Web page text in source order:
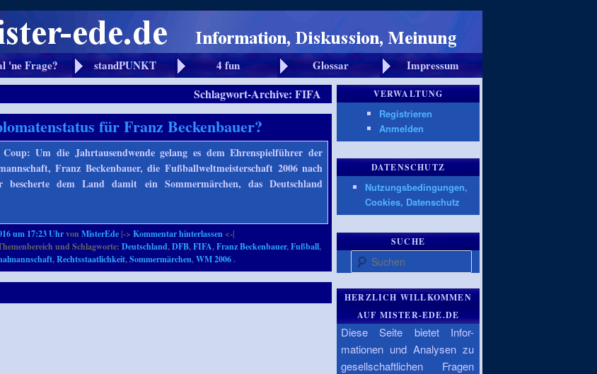
'ne Frage? standPUNKT 4 fun Glossar
Impressum
Schlagwort-Archive:FIFA
für Franz Beckenbauer?
Um die Jahrtausendwende gelang es dem Ehrenspielführer der
Franz Beckenbauer, die Fußballweltmeisterschaft 2006 nach
dem Land damit ein Sommermärchen, das Deutschland
um 17:23 UhrvonMisterEde |->Kommentar hinterlassen <-|
und Schlagworte:Deutschland,DFB,FIFA,Franz Beckenbauer,Fußball,
,Rechtsstaatlichkeit,Sommermärchen,WM 2006.
VERWALTUNG
Registrieren
Anmelden
DATENSCHUTZ
Nutzungsbedingungen,
Cookies, Datenschutz
SUCHE
Suchen
HERZLICH WILLKOMMEN
AUF MISTER-EDE.DE
Diese Seite bietet Infor-
mationen und Analysen zu
gesellschaftlichen Fragen